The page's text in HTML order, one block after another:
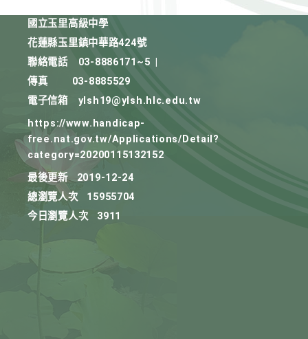
國立玉里高級中學
花蓮縣玉里鎮中華路424號
聯絡電話
03-8886171~5
傳真
03-8885529
電子信箱
ylsh19@ylsh.hlc.edu.tw
https://www.handicap-
free.nat.gov.tw/Applications/Detail?
category=20200115132152
最後更新
2019-12-24
總瀏覽人次
15955704
今日瀏覽人次
3911